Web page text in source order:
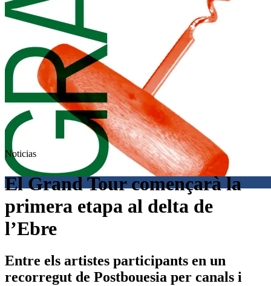
Noticias
El Grand Tour començarà la
primera etapa al delta de
l’Ebre
Entre els artistes participants en un
recorregut de Postbouesia per canals i